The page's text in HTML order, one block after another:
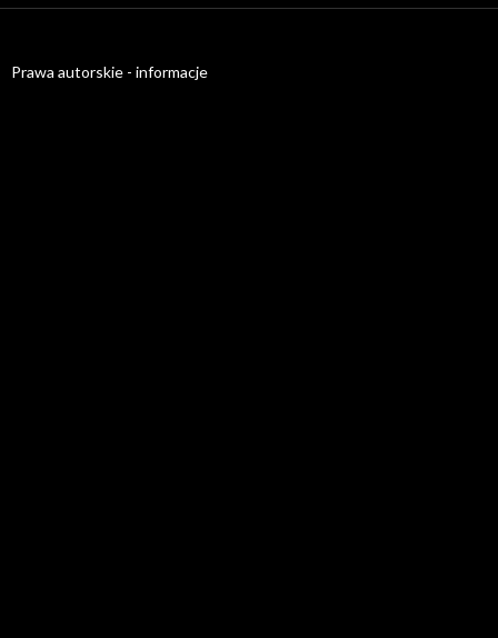
Prawa autorskie - informacje